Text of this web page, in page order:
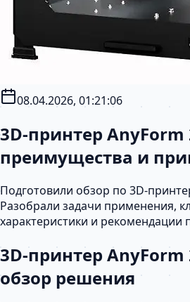
08.04.2026, 01:21:06
3D-принтер AnyForm
преимущества и
Подготовили обзор по 3D-
Разобрали задачи применения,
характеристики и рекомендации
3D-принтер AnyForm
обзор решения